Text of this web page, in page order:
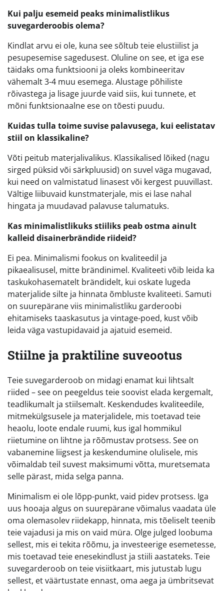
Kui palju esemeid peaks minimalistlikus
suvegarderoobis olema?
Kindlat arvu ei ole, kuna see sõltub teie elustiilist ja
pesupesemise sagedusest. Oluline on see, et iga ese
täidaks oma funktsiooni ja oleks kombineeritav
vähemalt 3-4 muu esemega. Alustage põhiliste
rõivastega ja lisage juurde vaid siis, kui tunnete, et
mõni funktsionaalne ese on tõesti puudu.
Kuidas tulla toime suvise palavusega, kui eelistatav
stiil on klassikaline?
Võti peitub materjalivalikus. Klassikalised lõiked (nagu
sirged püksid või särkpluusid) on suvel väga mugavad,
kui need on valmistatud linasest või kergest puuvillast.
Vältige liibuvaid kunstmaterjale, mis ei lase nahal
hingata ja muudavad palavuse talumatuks.
Kas minimalistlikuks stiiliks peab ostma ainult
kalleid disainerbrändide riideid?
Ei pea. Minimalismi fookus on kvaliteedil ja
pikaealisusel, mitte brändinimel. Kvaliteeti võib leida ka
taskukohasematelt brändidelt, kui oskate lugeda
materjalide silte ja hinnata õmbluste kvaliteeti. Samuti
on suurepärane viis minimalistliku garderoobi
ehitamiseks taaskasutus ja vintage-poed, kust võib
leida väga vastupidavaid ja ajatuid esemeid.
Stiilne ja praktiline suveootus
Teie suvegarderoob on midagi enamat kui lihtsalt
riided – see on peegeldus teie soovist elada kergemalt,
teadlikumalt ja stiilsemalt. Keskendudes kvaliteedile,
mitmekülgsusele ja materjalidele, mis toetavad teie
heaolu, loote endale ruumi, kus igal hommikul
riietumine on lihtne ja rõõmustav protsess. See on
vabanemine liigsest ja keskendumine olulisele, mis
võimaldab teil suvest maksimumi võtta, muretsemata
selle pärast, mida selga panna.
Minimalism ei ole lõpp-punkt, vaid pidev protsess. Iga
uus hooaja algus on suurepärane võimalus vaadata üle
oma olemasolev riidekapp, hinnata, mis tõeliselt teenib
teie vajadusi ja mis on vaid müra. Olge julged loobuma
sellest, mis ei tekita rõõmu, ja investeerige esemetesse,
mis toetavad teie enesekindlust ja stiili aastateks. Teie
suvegarderoob on teie visiitkaart, mis jutustab lugu
sellest, et väärtustate ennast, oma aega ja ümbritsevat